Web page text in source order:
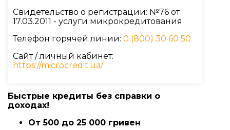
Свидетельство о регистрации: №76 от
17.03.2011 - услуги микрокредитования
Телефон горячей линии: 0 (800) 30 60 50
Сайт / личный кабинет:
https://microcredit.ua/
Быстрые кредиты без справки о
доходах!
От 500 до 25 000 гривен